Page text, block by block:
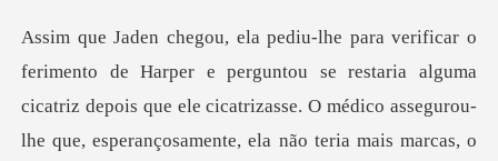
depois que ele cicatrizasse. O médico assegurou-
lhe que, esperançosamente, ela não teria mais marcas, o